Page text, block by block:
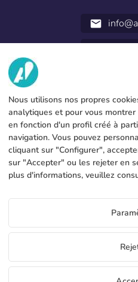
email
NOUS
Fabrique
Contact
Blog
SERVICES
Modes de paiement
Production et livraison
FAQs
INFORMATION
Avis légal
Conditions générales
Utilisation des cookies
Politique de confidentialité
FR
Nous utilisons nos propres
analytiques et pour vous
en fonction d'un profil créé à
navigation. Vous pouvez
cliquant sur "Configurer",
sur "Accepter" ou les rejeter en
plus d'informations, veuillez